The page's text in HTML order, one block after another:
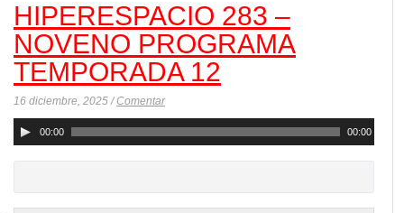
HIPERESPACIO 283 –
NOVENO PROGRAMA
TEMPORADA 12
16 diciembre, 2025 /Comentar
Reproductor
audio
00:00 00:00